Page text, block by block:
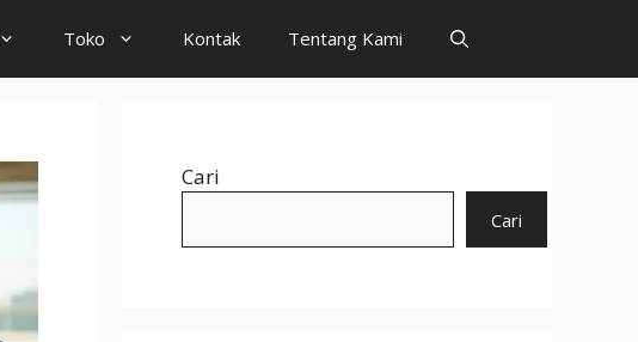
Toko Kontak Tentang Kami
Cari
Cari